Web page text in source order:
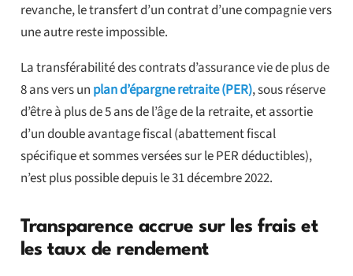
revanche, le transfert d’un contrat d’une compagnie vers
une autre reste impossible.
La transférabilité des contrats d’assurance vie de plus de
8 ans vers un plan d’épargne retraite (PER), sous réserve
d’être à plus de 5 ans de l’âge de la retraite, et assortie
d’un double avantage fiscal (abattement fiscal
spécifique et sommes versées sur le PER déductibles),
n’est plus possible depuis le 31 décembre 2022.
Transparence accrue sur les frais et
les taux de rendement